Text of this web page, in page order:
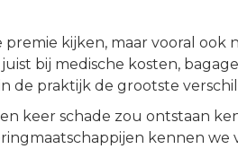
kijken, maar vooral ook
bij medische kosten,
praktijk de grootste
keer schade zou ontstaan
kennen we